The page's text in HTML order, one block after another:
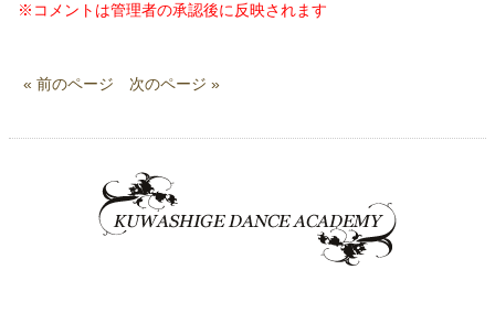
※コメントは管理者の承認後に反映されます
« 前のページ 次のページ »